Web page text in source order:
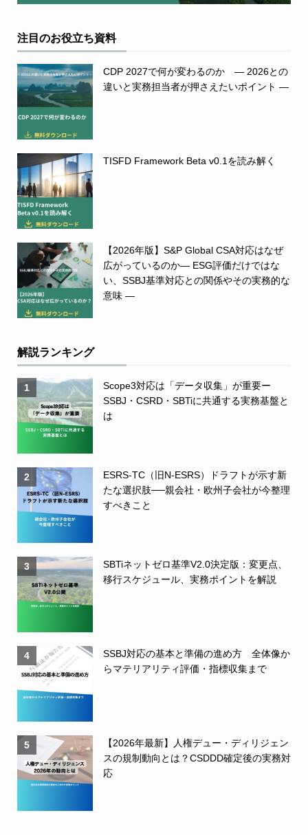
注目のお役立ち資料
CDP 2027で何が変わるのか ― 2026との
違いと実務担当者が押さえたいポイント ―
TISFD Framework Beta v0.1を読み解く
【2026年版】S&P Global CSA対応はなぜ
広がっているのか― ESG評価だけではな
い、SSBJ基準対応との関係やその実務的な
意味 ―
解説ランキング
1
Scope3対応は「データ収集」が重要ー
SSBJ・CSRD・SBTiに共通する実務基盤と
は
2
ESRS-TC（旧N-ESRS）ドラフトが示す新
たな選択肢──親会社・欧州子会社が今整理
すべきこと
3
SBTiネットゼロ基準V2.0決定版：変更点、
移行スケジュール、実務ポイントを解説
4
SSBJ対応の基本と準備の進め方 全体像か
らマテリアリティ評価・指標収集まで
5
【2026年最新】人権デュー・ディリジェン
スの規制動向とは？CSDDD確定後の実務対
応